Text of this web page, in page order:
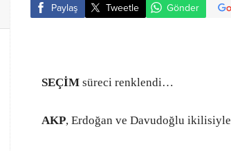
Paylaş Tweetle Gönder
SEÇİM süreci renklendi…
AKP, Erdoğan ve Davudoğlu